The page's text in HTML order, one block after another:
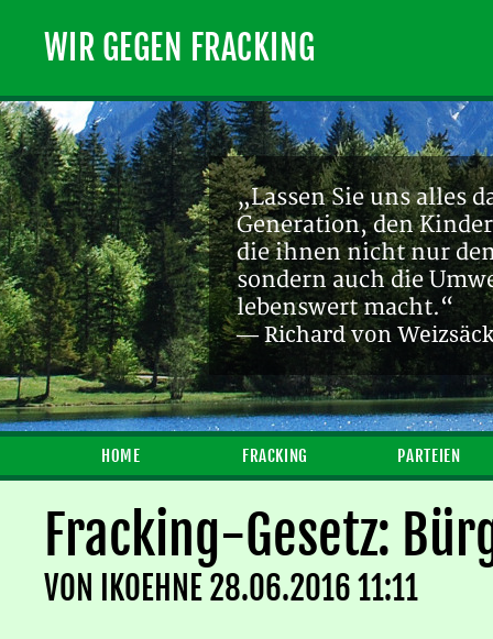
WIR GEGEN FRACKING
„Lassen Sie uns alles
Generation, den
die ihnen nicht nur
sondern auch die
lebenswert macht.“
— Richard von
HOME FRACKING PARTEIEN
Fracking-Gesetz:
VON IKOEHNE28.06.2016 11:11